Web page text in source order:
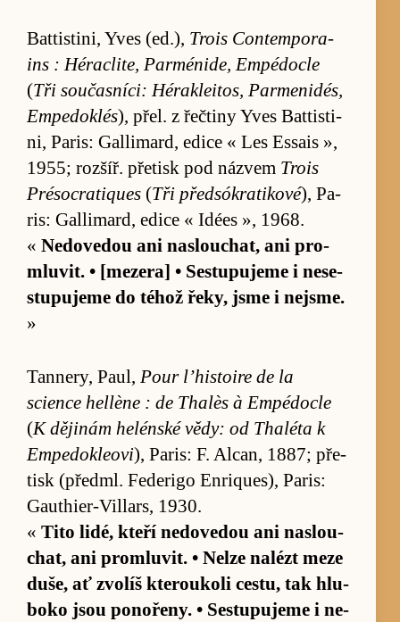
Bat­tis­ti­ni, Yves (ed.), Trois Con­tempo­ra­
ins : Hérac­li­te, Par­méni­de, Empé­docle
(Tři sou­časní­ci: Héra­klei­tos, Par­meni­dés,
Empe­dok­lés), přel. z řečtiny Yves Bat­tis­ti­
ni, Pa­ris: Gal­li­mard, edice « Les Essais »,
1955; rozšíř. pře­tisk pod ná­zvem Trois
Préso­cra­tiques (Tři před­sókra­ti­kové), Pa­
ris: Gal­li­mard, edice « Idées », 1968.
« Ne­dove­dou ani na­slou­chat, ani pro­
mlu­vit. • [me­ze­ra] • Se­stu­pujeme i ne­se­
stu­pujeme do téhož ře­ky, jsme i nejsme.
»
Tanne­ry, Paul, Pour l’his­toire de la
science hellène : de Thalès à Empé­docle
(K dě­ji­nám he­lén­ské vě­dy: od Thaléta k
Empe­dokle­ovi), Pa­ris: F. Al­can, 1887; pře­
tisk (před­ml. Fe­de­rigo Enrique­s), Pa­ris:
Gauthi­er-Villars, 1930.
« Tito li­dé, kteří ne­dove­dou ani na­slou­
chat, ani pro­mlu­vit. • Nelze nalézt meze
du­še, ať zvo­líš kte­rou­koli cestu, tak hlu­
boko jsou po­no­ře­ny. • Se­stu­pujeme i ne­